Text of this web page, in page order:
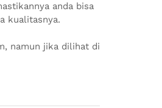
anda bisa
kualitasnya.
namun jika dilihat di